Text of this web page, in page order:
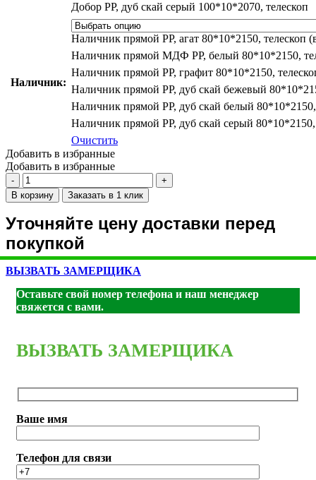
Добор PP, дуб скай серый 100*10*2070, телескоп
Наличник:
Наличник прямой PP, агат 80*10*2150, телескоп
Наличник прямой МДФ PP, белый 80*10*2150,
Наличник прямой PP, графит 80*10*2150,
Наличник прямой PP, дуб скай бежевый
Наличник прямой PP, дуб скай белый
Наличник прямой PP, дуб скай серый
Очистить
Добавить в избранные
Добавить в избранные
Количество
товара
P-
NEW
PP
агат,
600*2000
стекло
белоснежный
лакобель
В корзину Заказать в 1 клик
Уточняйте цену доставки перед
покупкой
ВЫЗВАТЬ ЗАМЕРЩИКА
Оставьте свой номер телефона и наш менеджер
свяжется с вами.
ВЫЗВАТЬ ЗАМЕРЩИКА
Ваше имя
Телефон для связи